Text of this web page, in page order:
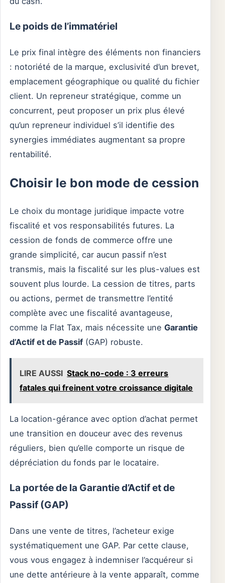
Le poids de l’immatériel
Le prix final intègre des éléments non financiers
: notoriété de la marque, exclusivité d’un brevet,
emplacement géographique ou qualité du fichier
client. Un repreneur stratégique, comme un
concurrent, peut proposer un prix plus élevé
qu’un repreneur individuel s’il identifie des
synergies immédiates augmentant sa propre
rentabilité.
Choisir le bon mode de cession
Le choix du montage juridique impacte votre
fiscalité et vos responsabilités futures. La
cession de fonds de commerce offre une
grande simplicité, car aucun passif n’est
transmis, mais la fiscalité sur les plus-values est
souvent plus lourde. La cession de titres, parts
ou actions, permet de transmettre l’entité
complète avec une fiscalité avantageuse,
comme la Flat Tax, mais nécessite une Garantie
d’Actif et de Passif (GAP) robuste.
LIRE AUSSI Stack no-code : 3 erreurs
fatales qui freinent votre croissance digitale
La location-gérance avec option d’achat permet
une transition en douceur avec des revenus
réguliers, bien qu’elle comporte un risque de
dépréciation du fonds par le locataire.
La portée de la Garantie d’Actif et de
Passif (GAP)
Dans une vente de titres, l’acheteur exige
systématiquement une GAP. Par cette clause,
vous vous engagez à indemniser l’acquéreur si
une dette antérieure à la vente apparaît, comme